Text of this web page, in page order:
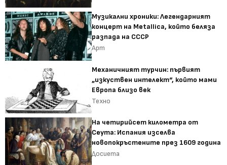
Музикални хроники: Легендарният
концерт на Metallica, който беляза
разпада на СССР
Арт
Механичният турчин: първият
„изкуствен интелект“, който мами
Европа близо век
Техно
На четирийсет километра от
Сеута: Испания изселва
новопокръстените през 1609 година
Досиета